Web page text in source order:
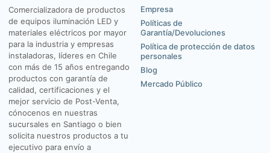
Comercializadora de productos
de equipos iluminación LED y
materiales eléctricos por mayor
para la industria y empresas
instaladoras, líderes en Chile
con más de 15 años entregando
productos con garantía de
calidad, certificaciones y el
mejor servicio de Post-Venta,
cónocenos en nuestras
sucursales en Santiago o bien
solicita nuestros productos a tu
ejecutivo para envío a
Empresa
Políticas de
Garantía/Devoluciones
Política de protección de datos
personales
Blog
Mercado Público